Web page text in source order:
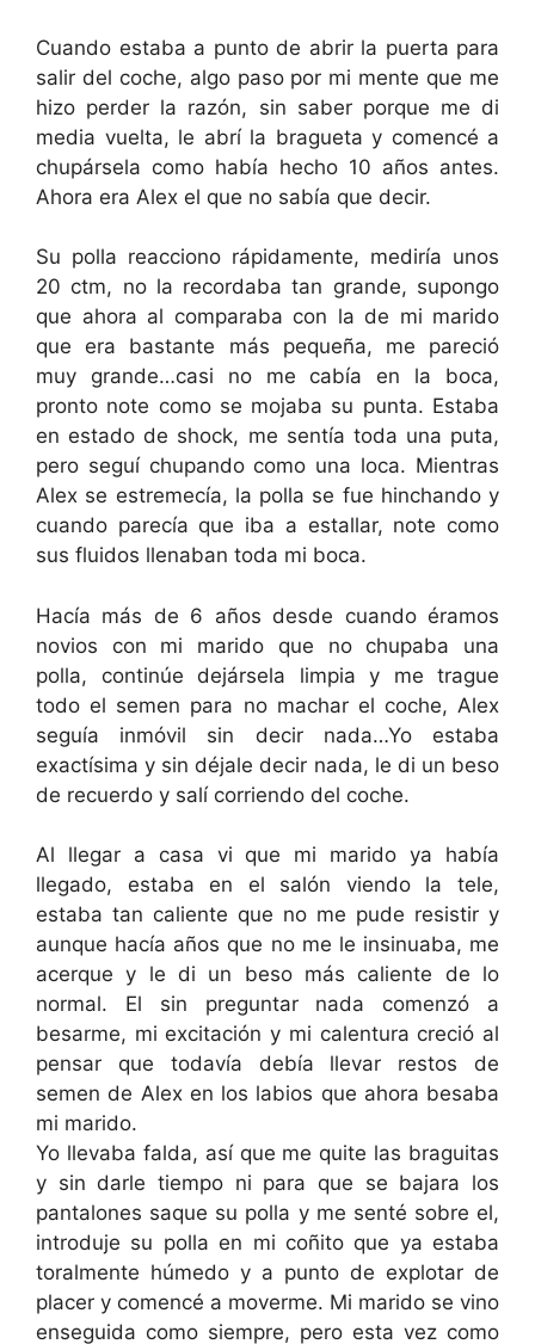
Cuando estaba a punto de abrir la puerta para
salir del coche, algo paso por mi mente que me
hizo perder la razón, sin saber porque me di
media vuelta, le abrí la bragueta y comencé a
chupársela como había hecho 10 años antes.
Ahora era Alex el que no sabía que decir.
Su polla reacciono rápidamente, mediría unos
20 ctm, no la recordaba tan grande, supongo
que ahora al comparaba con la de mi marido
que era bastante más pequeña, me pareció
muy grande…casi no me cabía en la boca,
pronto note como se mojaba su punta. Estaba
en estado de shock, me sentía toda una puta,
pero seguí chupando como una loca. Mientras
Alex se estremecía, la polla se fue hinchando y
cuando parecía que iba a estallar, note como
sus fluidos llenaban toda mi boca.
Hacía más de 6 años desde cuando éramos
novios con mi marido que no chupaba una
polla, continúe dejársela limpia y me trague
todo el semen para no machar el coche, Alex
seguía inmóvil sin decir nada…Yo estaba
exactísima y sin déjale decir nada, le di un beso
de recuerdo y salí corriendo del coche.
Al llegar a casa vi que mi marido ya había
llegado, estaba en el salón viendo la tele,
estaba tan caliente que no me pude resistir y
aunque hacía años que no me le insinuaba, me
acerque y le di un beso más caliente de lo
normal. El sin preguntar nada comenzó a
besarme, mi excitación y mi calentura creció al
pensar que todavía debía llevar restos de
semen de Alex en los labios que ahora besaba
mi marido.
Yo llevaba falda, así que me quite las braguitas
y sin darle tiempo ni para que se bajara los
pantalones saque su polla y me senté sobre el,
introduje su polla en mi coñito que ya estaba
toralmente húmedo y a punto de explotar de
placer y comencé a moverme. Mi marido se vino
enseguida como siempre, pero esta vez como